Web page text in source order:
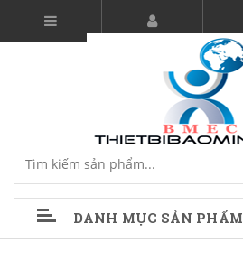
DANH MỤC SẢN PHẨM